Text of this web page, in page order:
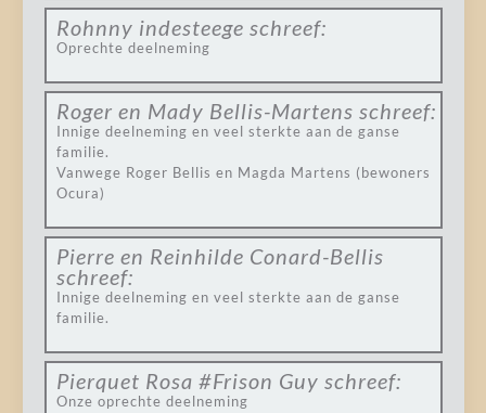
Rohnny indesteege schreef:
Oprechte deelneming
Roger en Mady Bellis-Martens schreef:
Innige deelneming en veel sterkte aan de ganse
familie.
Vanwege Roger Bellis en Magda Martens (bewoners
Ocura)
Pierre en Reinhilde Conard-Bellis
schreef:
Innige deelneming en veel sterkte aan de ganse
familie.
Pierquet Rosa #Frison Guy schreef:
Onze oprechte deelneming